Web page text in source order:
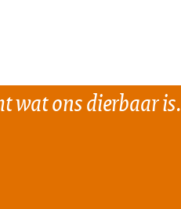
wat ons dierbaar is.